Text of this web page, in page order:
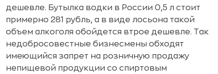
дешевле. Бутылка водки в России 0,5 л стоит
примерно 281 рубль, а в виде лосьона такой
объем алкоголя обойдется втрое дешевле. Так
недобросовестные бизнесмены обходят
имеющийся запрет на розничную продажу
непищевой продукции со спиртовым